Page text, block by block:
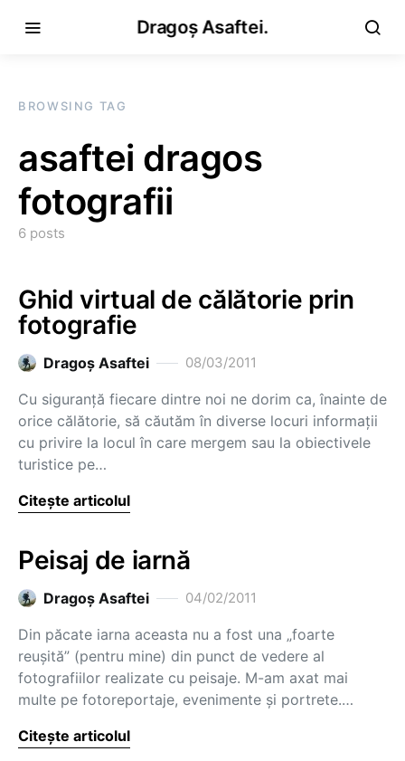
Dragoș Asaftei.
BROWSING TAG
asaftei dragos
fotografii
6 posts
Ghid virtual de călătorie prin
fotografie
Dragoş Asaftei 08/03/2011
Cu siguranţă fiecare dintre noi ne dorim ca, înainte de
orice călătorie, să căutăm în diverse locuri informaţii
cu privire la locul în care mergem sau la obiectivele
turistice pe…
Citește articolul
Peisaj de iarnă
Dragoş Asaftei 04/02/2011
Din păcate iarna aceasta nu a fost una „foarte
reuşită” (pentru mine) din punct de vedere al
fotografiilor realizate cu peisaje. M-am axat mai
multe pe fotoreportaje, evenimente şi portrete.…
Citește articolul